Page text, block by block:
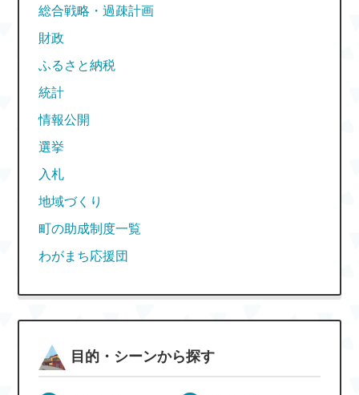
総合戦略・過疎計画
財政
ふるさと納税
統計
情報公開
選挙
入札
地域づくり
町の助成制度一覧
わがまち応援団
目的・シーンから探す